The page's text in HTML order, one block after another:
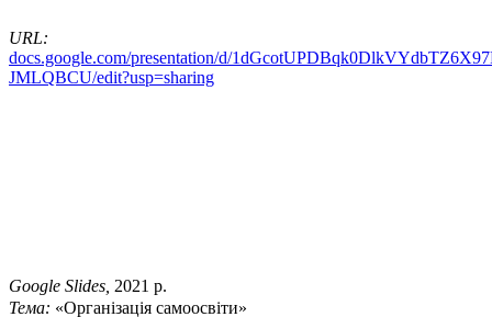
URL:
docs.google.com/presentation/d/
JMLQBCU/edit?usp=sharing
Google Slides, 2021 р.
Тема: «Організація самоосвіти»